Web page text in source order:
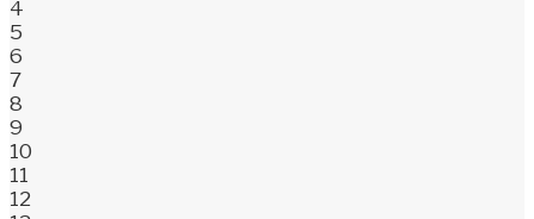
4
5
6
7
8
9
10
11
12